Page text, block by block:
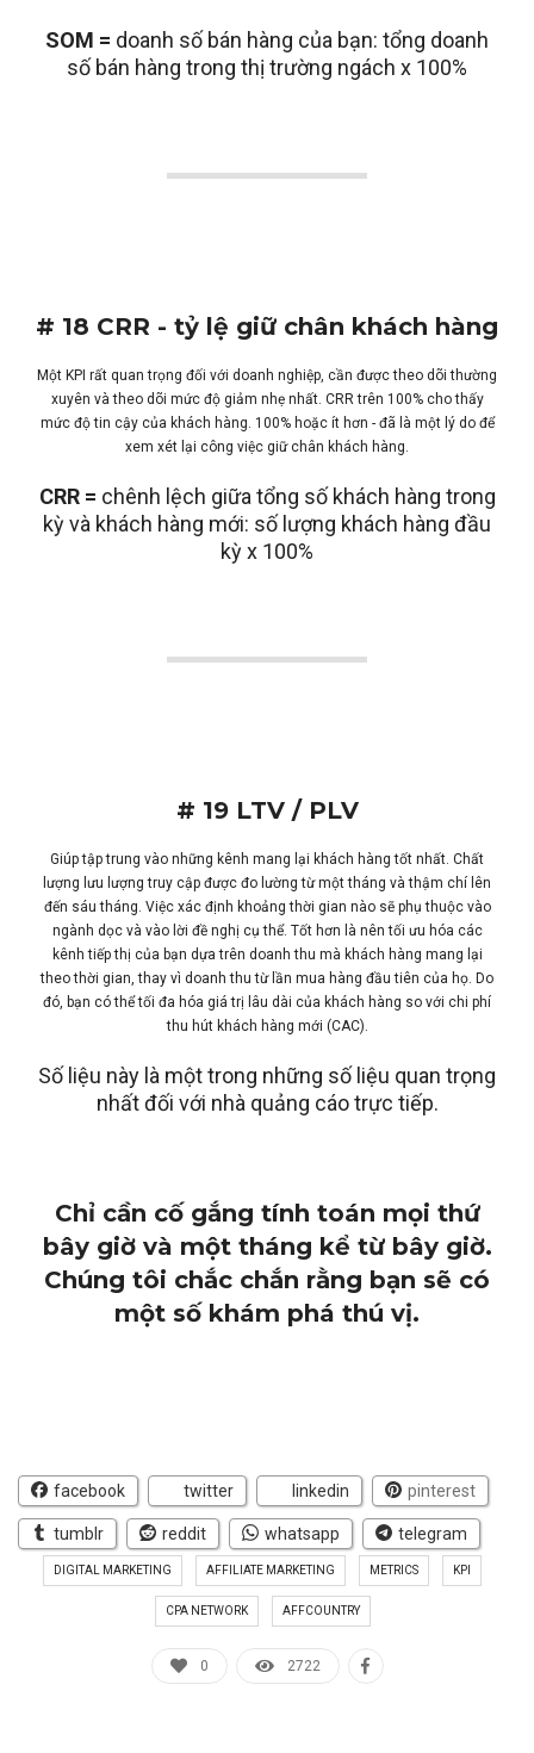
SOM = doanh số bán hàng của bạn: tổng doanh
số bán hàng trong thị trường ngách x 100%
# 18 CRR - tỷ lệ giữ chân khách hàng
Một KPI rất quan trọng đối với doanh nghiệp, cần được theo dõi thường
xuyên và theo dõi mức độ giảm nhẹ nhất. CRR trên 100% cho thấy
mức độ tin cậy của khách hàng. 100% hoặc ít hơn - đã là một lý do để
xem xét lại công việc giữ chân khách hàng.
CRR = chênh lệch giữa tổng số khách hàng trong
kỳ và khách hàng mới: số lượng khách hàng đầu
kỳ x 100%
# 19 LTV / PLV
Giúp tập trung vào những kênh mang lại khách hàng tốt nhất. Chất
lượng lưu lượng truy cập được đo lường từ một tháng và thậm chí lên
đến sáu tháng. Việc xác định khoảng thời gian nào sẽ phụ thuộc vào
ngành dọc và vào lời đề nghị cụ thể. Tốt hơn là nên tối ưu hóa các
kênh tiếp thị của bạn dựa trên doanh thu mà khách hàng mang lại
theo thời gian, thay vì doanh thu từ lần mua hàng đầu tiên của họ. Do
đó, bạn có thể tối đa hóa giá trị lâu dài của khách hàng so với chi phí
thu hút khách hàng mới (CAC).
Số liệu này là một trong những số liệu quan trọng
nhất đối với nhà quảng cáo trực tiếp.
Chỉ cần cố gắng tính toán mọi thứ
bây giờ và một tháng kể từ bây giờ.
Chúng tôi chắc chắn rằng bạn sẽ có
một số khám phá thú vị.
facebook twitter linkedin pinterest
tumblr reddit whatsapp telegram
DIGITAL MARKETING AFFILIATE MARKETING METRICS KPI
CPA NETWORK AFFCOUNTRY
0 2722